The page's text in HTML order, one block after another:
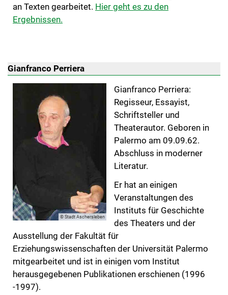
an Texten gearbeitet. Hier geht es zu den
Ergebnissen.
Gianfranco Perriera
© Stadt Aschersleben
Gianfranco Perriera:
Regisseur, Essayist,
Schriftsteller und
Theaterautor. Geboren in
Palermo am 09.09.62.
Abschluss in moderner
Literatur.
Er hat an einigen
Veranstaltungen des
Instituts für Geschichte
des Theaters und der
Ausstellung der Fakultät für
Erziehungswissenschaften der Universität Palermo
mitgearbeitet und ist in einigen vom Institut
herausgegebenen Publikationen erschienen (1996
-1997).